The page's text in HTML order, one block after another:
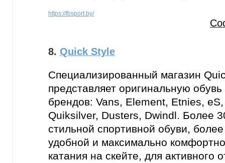
https://fbsport.by/
8. Quick Style
Специализированный магазин
представляет оригинальную
брендов: Vans, Element, Etnies,
Quiksilver, Dusters, Dwindl. Более
стильной спортивной обуви,
удобной и максимально
катания на скейте, для активного